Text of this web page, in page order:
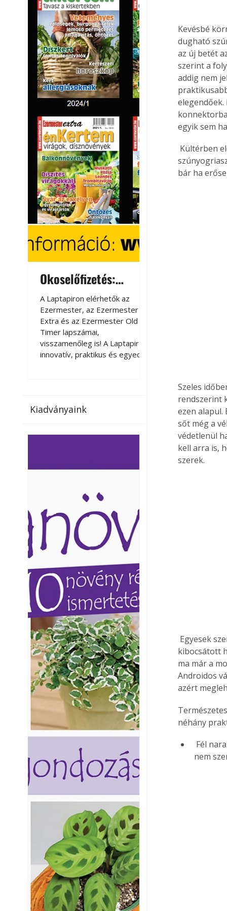
Okoselőfizetés:
Ezermester Extra
A Laptapiron elérhetők az
Ezermester, az Ezermester
Extra és az Ezermester Old
Timer lapszámai,
visszamenőleg is! A Laptapir új,
innovatív, praktikus és egyedi
az otthonában, útközben vagy
elérhetők lapszámaink. Bárhol,
számítógépen,
vagy táblagépen.
az otthonában,
nyaralás, pihenés
elérhetők
bármikor, akár
vagy dolgozva is
Ezermester
Kiadványaink
Kevésbé
dugható
az új betét
szerint a
addig nem
egyik sem
bár ha
Szeles
rendszerint
ezen
sőt még a
védetlenül
kell arra is,
szerek.
kibocsátott
ma már a
Androidos
azért
néhány
nem